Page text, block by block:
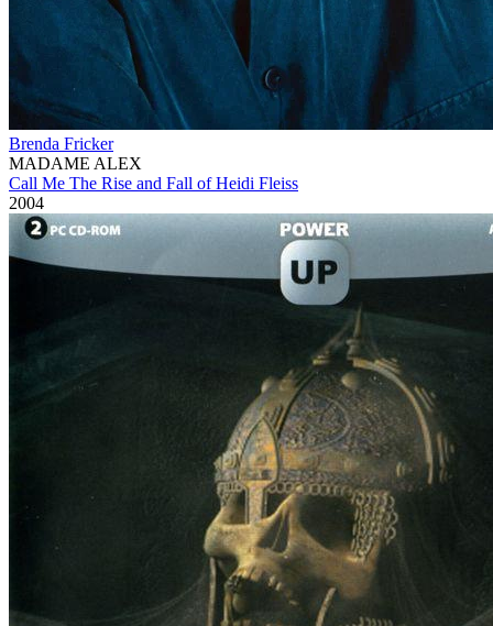
Brenda Fricker
MADAME ALEX
Call Me The Rise and Fall of Heidi Fleiss
2004